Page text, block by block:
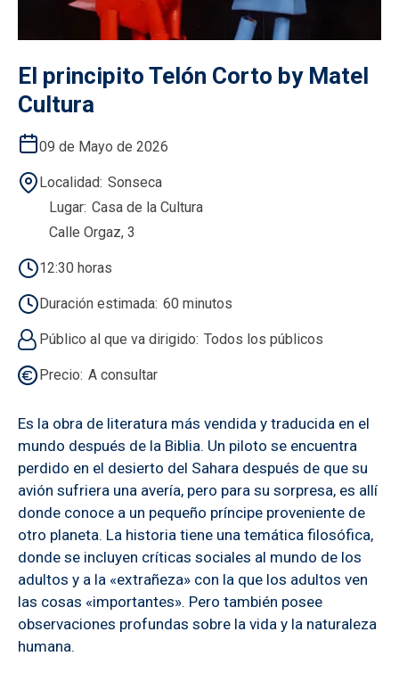
El principito Telón Corto by Matel
Cultura
09 de Mayo de 2026
Localidad Sonseca
Lugar Casa de la Cultura
Calle Orgaz, 3
12:30 horas
Duración estimada 60 minutos
Público al que va dirigido Todos los públicos
Precio A consultar
Es la obra de literatura más vendida y traducida en el
mundo después de la Biblia. Un piloto se encuentra
perdido en el desierto del Sahara después de que su
avión sufriera una avería, pero para su sorpresa, es allí
donde conoce a un pequeño príncipe proveniente de
otro planeta. La historia tiene una temática filosófica,
donde se incluyen críticas sociales al mundo de los
adultos y a la «extrañeza» con la que los adultos ven
las cosas «importantes». Pero también posee
observaciones profundas sobre la vida y la naturaleza
humana.